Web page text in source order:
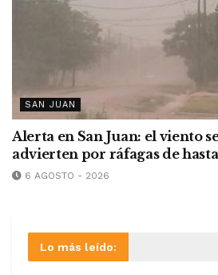
SAN JUAN
Alerta en San Juan: el viento
advierten por ráfagas de
6 AGOSTO - 2026
Lo más leído: